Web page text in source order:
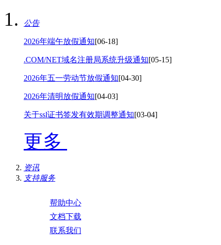
公告
2026年端午放假通知[06-18]
.COM/NET域名注册局系统升级通知[05-15]
2026年五一劳动节放假通知[04-30]
2026年清明放假通知[04-03]
关于ssl证书签发有效期调整通知[03-04]
更多
资讯
支持服务
帮助中心
文档下载
联系我们